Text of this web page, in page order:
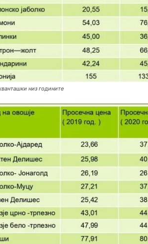
низ годините